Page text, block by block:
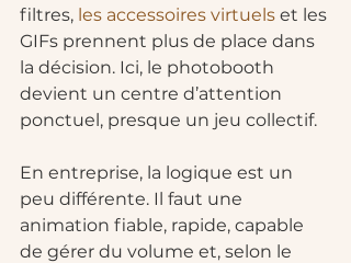
filtres, les accessoires virtuels et les
GIFs prennent plus de place dans
la décision. Ici, le photobooth
devient un centre d’attention
ponctuel, presque un jeu collectif.
En entreprise, la logique est un
peu différente. Il faut une
animation fiable, rapide, capable
de gérer du volume et, selon le